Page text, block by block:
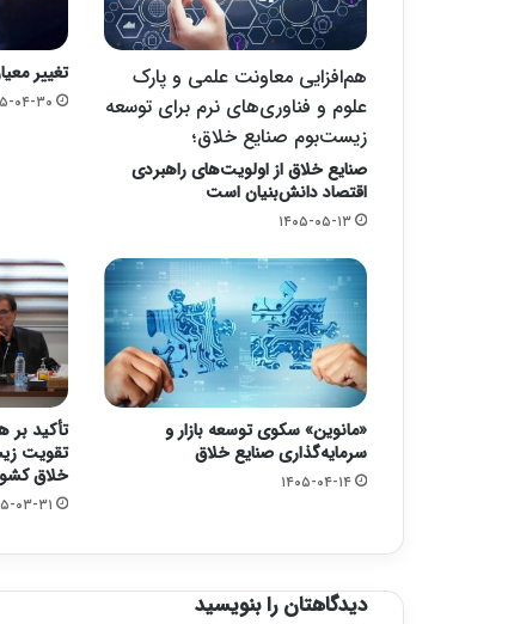
هم‌افزایی معاونت علمی و پارک
علوم و فناوری‌های نرم برای توسعه
زیست‌بوم صنایع خلاق؛
صنایع خلاق از اولویت‌های راهبردی
اقتصاد دانش‌بنیان است
۱۴۰۵-۰۵-۱۳
تغییر
۱۴۰۵-
«مانوین» سکوی توسعه بازار و
سرمایه‌گذاری صنایع خلاق
۱۴۰۵-۰۴-۱۴
تأکید بر
تقویت
خلاق
۱۴۰۵-
دیدگاهتان را بنویسید